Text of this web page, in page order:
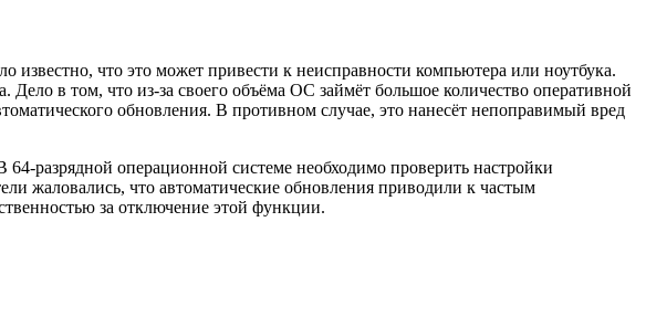
известно, что это может привести к неисправности компьютера или ноутбука.
в том, что из-за своего объёма ОС займёт большое количество оперативной
обновления. В противном случае, это нанесёт непоправимый вред
разрядной операционной системе необходимо проверить настройки
жаловались, что автоматические обновления приводили к частым
за отключение этой функции.